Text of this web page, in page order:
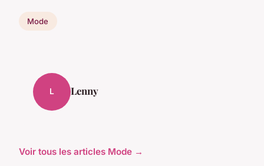
Mode
L Lenny
Voir tous les articles Mode →